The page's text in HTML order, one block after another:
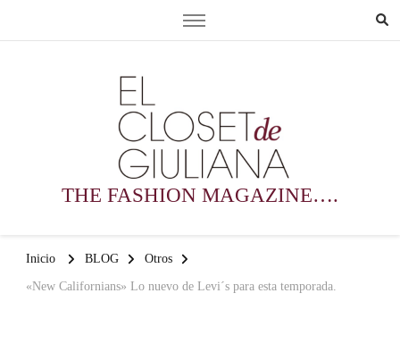
THE FASHION MAGAZINE….
Inicio BLOG Otros
«New Californians» Lo nuevo de Levi´s para esta temporada.